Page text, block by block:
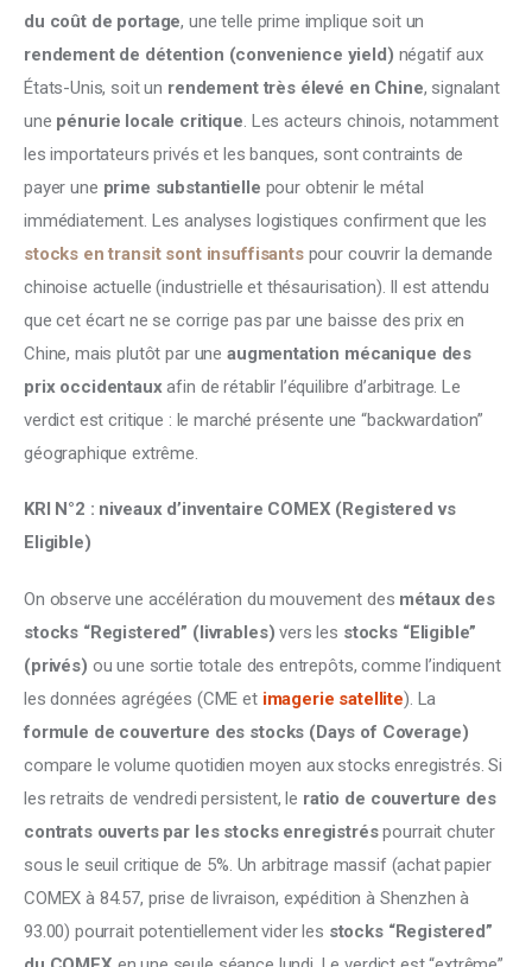
du coût de portage, une telle prime implique soit un
rendement de détention (convenience yield) négatif aux
États-Unis, soit un rendement très élevé en Chine, signalant
une pénurie locale critique. Les acteurs chinois, notamment
les importateurs privés et les banques, sont contraints de
payer une prime substantielle pour obtenir le métal
immédiatement. Les analyses logistiques confirment que les
stocks en transit sont insuffisants pour couvrir la demande
chinoise actuelle (industrielle et thésaurisation). Il est attendu
que cet écart ne se corrige pas par une baisse des prix en
Chine, mais plutôt par une augmentation mécanique des
prix occidentaux afin de rétablir l’équilibre d’arbitrage. Le
verdict est critique : le marché présente une “backwardation”
géographique extrême.
KRI N°2 : niveaux d’inventaire COMEX (Registered vs
Eligible)
On observe une accélération du mouvement des métaux des
stocks “Registered” (livrables) vers les stocks “Eligible”
(privés) ou une sortie totale des entrepôts, comme l’indiquent
les données agrégées (CME et imagerie satellite). La
formule de couverture des stocks (Days of Coverage)
compare le volume quotidien moyen aux stocks enregistrés. Si
les retraits de vendredi persistent, le ratio de couverture des
contrats ouverts par les stocks enregistrés pourrait chuter
sous le seuil critique de 5%. Un arbitrage massif (achat papier
COMEX à 84.57, prise de livraison, expédition à Shenzhen à
93.00) pourrait potentiellement vider les stocks “Registered”